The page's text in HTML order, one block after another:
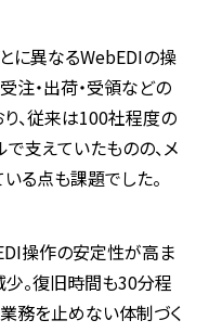
に異なるWebEDIの操
注・出荷・受領などの
、従来は100社程度の
支えていたものの、メ
る点も課題でした。
操作の安定性が高ま
少。復旧時間も30分程
務を止めない体制づく